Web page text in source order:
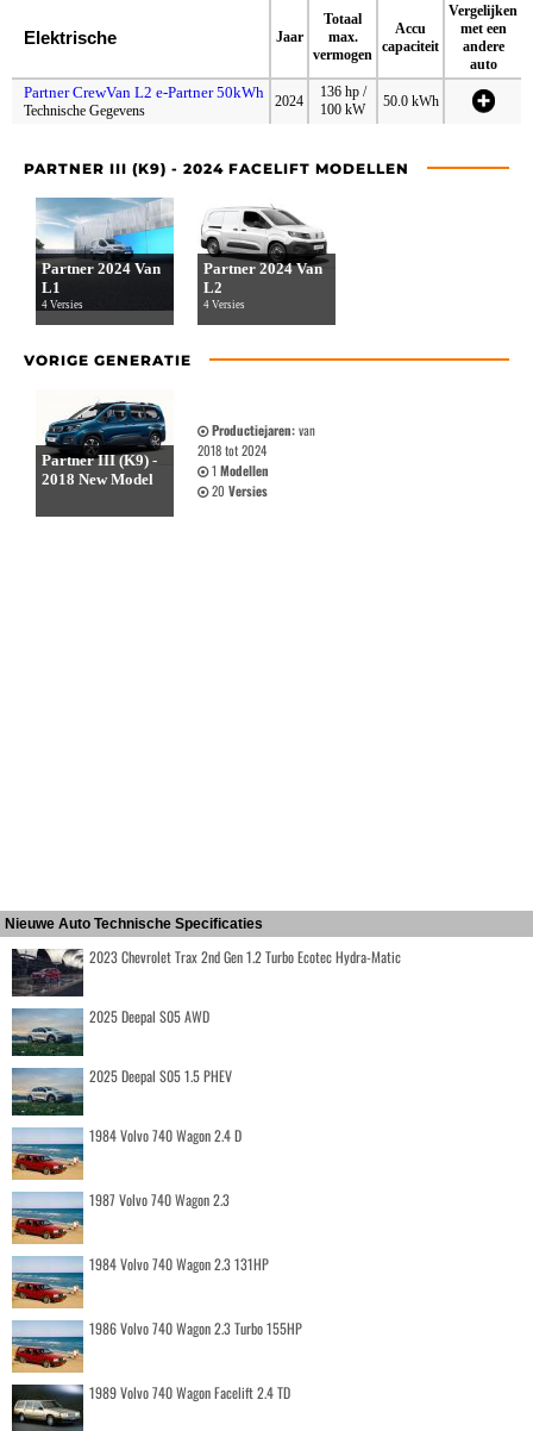
Elektrische Jaar
Totaal
max.
vermogen
Accu
capaciteit
Vergelijken
met een
andere
auto
Partner CrewVan L2 e-Partner 50kWh
Technische Gegevens
2024
136 hp /
100 kW
50.0 kWh
PARTNER III (K9) - 2024 FACELIFT MODELLEN
Partner 2024 Van
L1
4 Versies
Partner 2024 Van
L2
4 Versies
VORIGE GENERATIE
Partner III (K9) -
2018 New Model
Productiejaren:van
2018 tot 2024
1 Modellen
20 Versies
Nieuwe Auto Technische Specificaties
2023 Chevrolet Trax 2nd Gen 1.2 Turbo Ecotec Hydra-Matic
2025 Deepal S05 AWD
2025 Deepal S05 1.5 PHEV
1984 Volvo 740 Wagon 2.4 D
1987 Volvo 740 Wagon 2.3
1984 Volvo 740 Wagon 2.3 131HP
1986 Volvo 740 Wagon 2.3 Turbo 155HP
1989 Volvo 740 Wagon Facelift 2.4 TD